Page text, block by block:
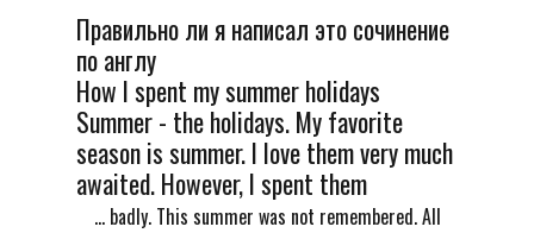
Правильно ли я написал это сочинение
по англу
How I spent my summer holidays
Summer - the holidays. My favorite
season is summer. I love them very much
awaited. However, I spent them
... badly. This summer was not remembered. All